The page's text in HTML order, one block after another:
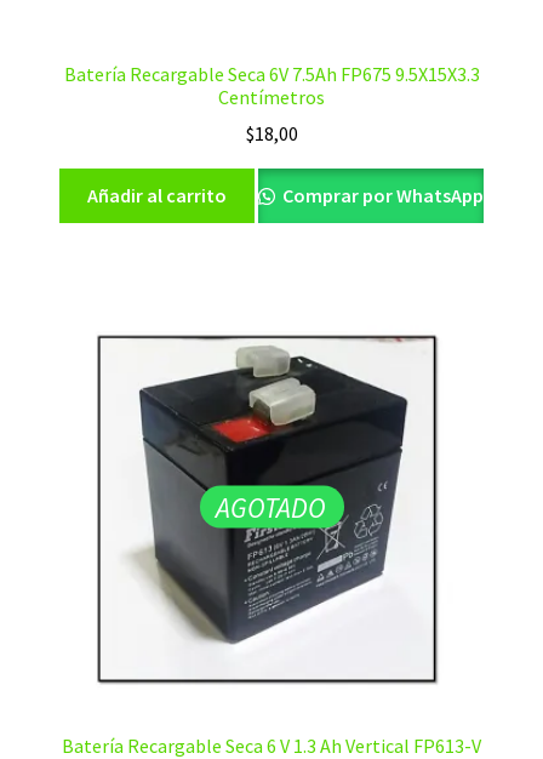
Batería Recargable Seca 6V 7.5Ah FP675 9.5X15X3.3
Centímetros
$18,00
Añadir al carrito Comprar por WhatsApp
AGOTADO
Batería Recargable Seca 6 V 1.3 Ah Vertical FP613-V